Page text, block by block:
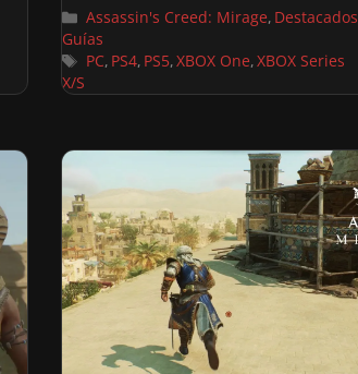
Assassin's Creed: Mirage, Destacados
Guías
PC, PS4, PS5,XBOX One,XBOX Series
X/S